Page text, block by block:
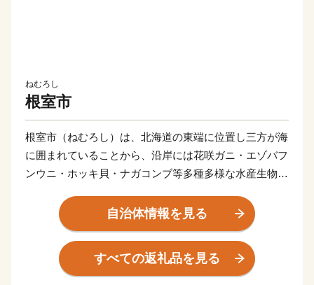
ねむろし
根室市
根室市（ねむろし）は、北海道の東端に位置し三方が海
に囲まれていることから、沿岸には花咲ガニ・エゾバフ
ンウニ・ホッキ貝・ナガコンブ等多種多様な水産生物が
豊かな自然環境は野鳥の宝庫としても知られ、日本で観
察できる半数を超える約330種の野鳥が観測でき、風蓮
湖、春国岱、長節湖などには毎年全国各地から多くの方
がバードウォッチングに訪れています。
自治体情報を見る
すべての返礼品を見る